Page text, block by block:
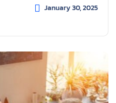
January 30, 2025